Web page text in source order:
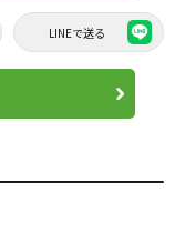
LINEで送る